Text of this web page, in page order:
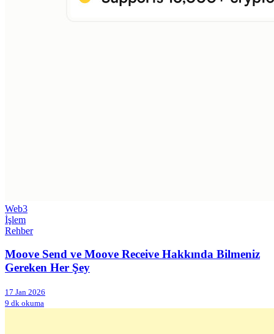
Web3
İşlem
Rehber
Moove Send ve Moove Receive Hakkında Bilmeniz
Gereken Her Şey
17 Jan 2026
9 dk okuma